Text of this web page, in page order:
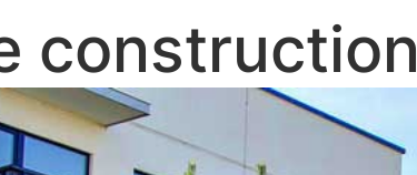
construction